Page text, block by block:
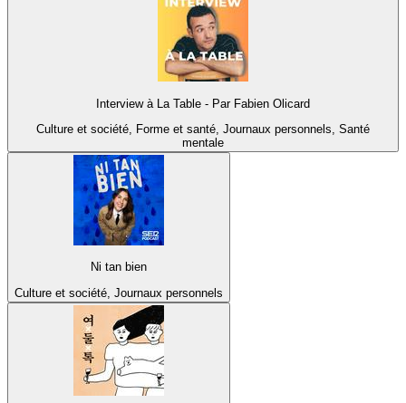
Interview à La Table - Par Fabien Olicard
Culture et société, Forme et santé, Journaux personnels, Santé
mentale
Ni tan bien
Culture et société, Journaux personnels